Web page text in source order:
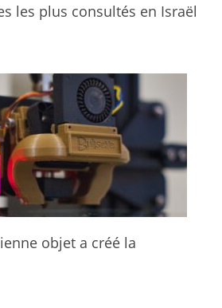
les plus consultés en Israël
objet a créé la